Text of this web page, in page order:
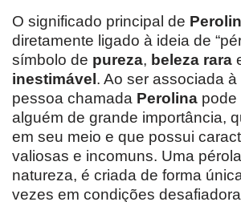
O significado principal de
diretamente ligado à ideia de
símbolo de pureza, beleza rara
inestimável . Ao ser associada à
pessoa chamada Perolina pode
alguém de grande importância,
em seu meio e que possui
valiosas e incomuns. Uma
natureza, é criada de forma
vezes em condições